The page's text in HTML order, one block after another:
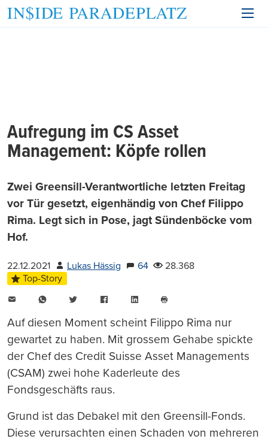
Aufregung im CS Asset
Management: Köpfe rollen
Zwei Greensill-Verantwortliche letzten Freitag
vor Tür gesetzt, eigenhändig von Chef Filippo
Rima. Legt sich in Pose, jagt Sündenböcke vom
Hof.
22.12.2021 Lukas Hässig 64
28.368
Top-Story
WhatsAppTwitter FacebookLinkedIn
drucken
Auf diesen Moment scheint Filippo Rima nur
gewartet zu haben. Mit grossem Gehabe spickte
der Chef des Credit Suisse Asset Managements
(CSAM) zwei hohe Kaderleute des
Fondsgeschäfts raus.
Grund ist das Debakel mit den Greensill-Fonds.
Diese verursachten einen Schaden von mehreren